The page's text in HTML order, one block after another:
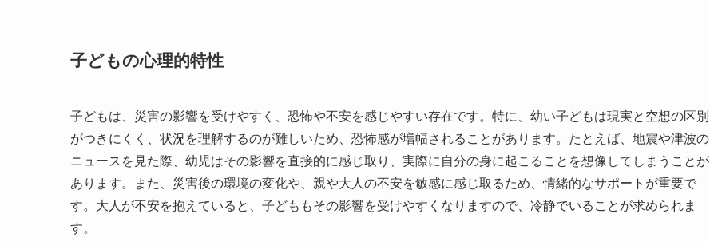
子どもの心理的特性
子どもは、災害の影響を受けやすく、恐怖や不安を感じやすい存在です。特に、幼い子どもは現実と空想の区別
がつきにくく、状況を理解するのが難しいため、恐怖感が増幅されることがあります。たとえば、地震や津波の
ニュースを見た際、幼児はその影響を直接的に感じ取り、実際に自分の身に起こることを想像してしまうことが
あります。また、災害後の環境の変化や、親や大人の不安を敏感に感じ取るため、情緒的なサポートが重要で
す。大人が不安を抱えていると、子どももその影響を受けやすくなりますので、冷静でいることが求められま
す。